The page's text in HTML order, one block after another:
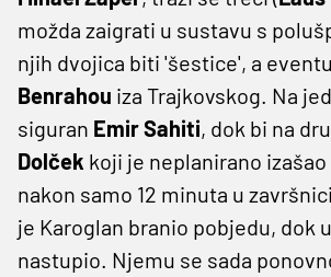
možda zaigrati u sustavu s
njih dvojica biti 'šestice', a
Benrahou iza Trajkovskog. Na
siguran Emir Sahiti, dok bi na
Dolček koji je neplanirano
nakon samo 12 minuta u
je Karoglan branio pobjedu, dok
nastupio. Njemu se sada